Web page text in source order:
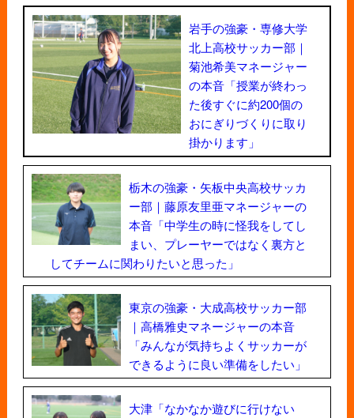
岩手の強豪・専修大学
北上高校サッカー部｜
菊池希美マネージャー
の本音「授業が終わっ
た後すぐに約200個の
おにぎりづくりに取り
掛かります」
栃木の強豪・矢板中央高校サッカ
ー部｜藤原友里亜マネージャーの
本音「中学生の時に怪我をしてし
まい、プレーヤーではなく裏方と
してチームに関わりたいと思った」
東京の強豪・大成高校サッカー部
｜高橋雅史マネージャーの本音
「みんなが気持ちよくサッカーが
できるように良い準備をしたい」
大津「なかなか遊びに行けない